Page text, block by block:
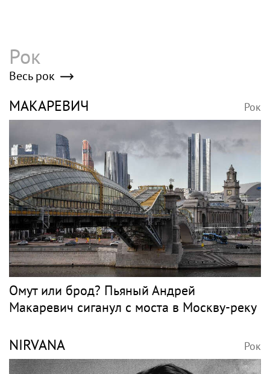
Молодой человек,
который был на отдыхе
с Агузаровой, опроверг
роман с певицей
Моргенштерн перепел
Мию Бойку на своем
Танец с подарками
Волочкова заявила, что
ее дочь Ариадна
«совершила глупость»,
взяв фамилию мужа
Музыкальные
новости